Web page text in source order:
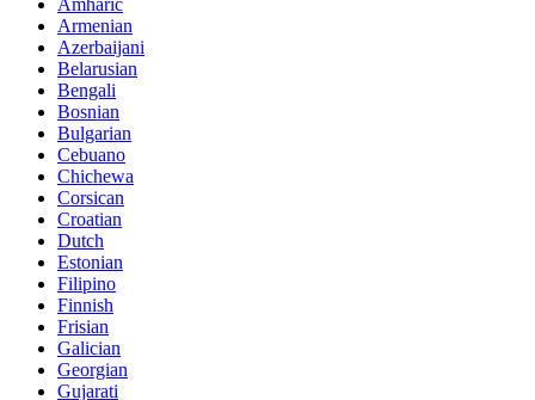
Amharic
Armenian
Azerbaijani
Belarusian
Bengali
Bosnian
Bulgarian
Cebuano
Chichewa
Corsican
Croatian
Dutch
Estonian
Filipino
Finnish
Frisian
Galician
Georgian
Gujarati